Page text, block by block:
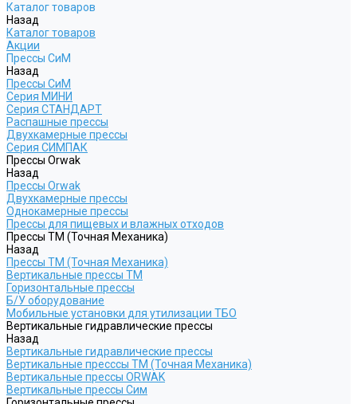
Каталог товаров
Назад
Каталог товаров
Акции
Прессы СиМ
Назад
Прессы СиМ
Серия МИНИ
Серия СТАНДАРТ
Распашные прессы
Двухкамерные прессы
Серия СИМПАК
Прессы Orwak
Назад
Прессы Orwak
Двухкамерные прессы
Однокамерные прессы
Прессы для пищевых и влажных отходов
Прессы ТМ (Точная Механика)
Назад
Прессы ТМ (Точная Механика)
Вертикальные прессы ТМ
Горизонтальные прессы
Б/У оборудование
Мобильные установки для утилизации ТБО
Вертикальные гидравлические прессы
Назад
Вертикальные гидравлические прессы
Вертикальные пресссы ТМ (Точная Механика)
Вертикальные прессы ORWAK
Вертикальные прессы Сим